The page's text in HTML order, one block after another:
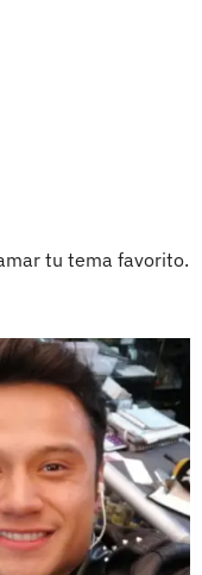
tu tema favorito.